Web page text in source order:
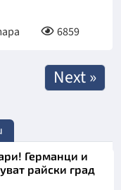
6859
Next »
Германци и
райски град